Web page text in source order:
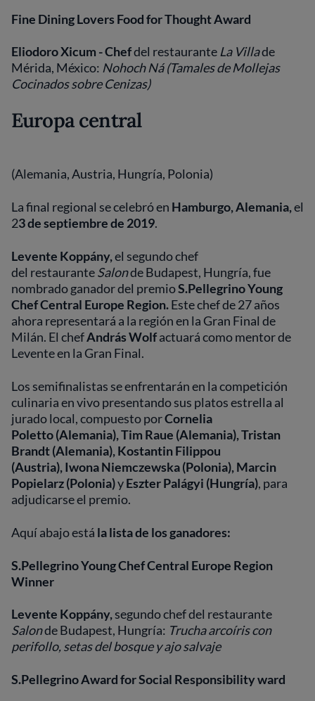
Fine Dining Lovers Food for Thought Award
Eliodoro Xicum - Chefdel restaurante La Villade
Mérida, México: Nohoch Ná (Tamales de Mollejas
Cocinados sobre Cenizas)
Europa central
(Alemania, Austria, Hungría, Polonia)
La final regional se celebró en Hamburgo, Alemania,el
23 de septiembre de 2019.
Levente Koppány,el segundo chef
del restauranteSalonde Budapest, Hungría,fue
nombrado ganador del premioS.Pellegrino Young
Chef Central Europe Region.Este chef de 27 años
ahora representará a la región en la Gran Final de
Milán. El chefAndrás Wolfactuará como mentor de
Levente en la Gran Final.
Los semifinalistas se enfrentarán en la competición
culinaria en vivo presentando sus platos estrella al
jurado local, compuesto porCornelia
Poletto(Alemania), Tim Raue (Alemania), Tristan
Brandt (Alemania), Kostantin Filippou
(Austria), Iwona Niemczewska (Polonia), Marcin
Popielarz (Polonia)yEszter Palágyi (Hungría), para
adjudicarse el premio.
Aquí abajo está la lista de los ganadores:
S.Pellegrino Young Chef Central Europe Region
Winner
Levente Koppány,segundo chef del restaurante
Salonde Budapest, Hungría: Trucha arcoíris con
perifollo, setas del bosque y ajo salvaje
S.Pellegrino Award for Social Responsibility ward